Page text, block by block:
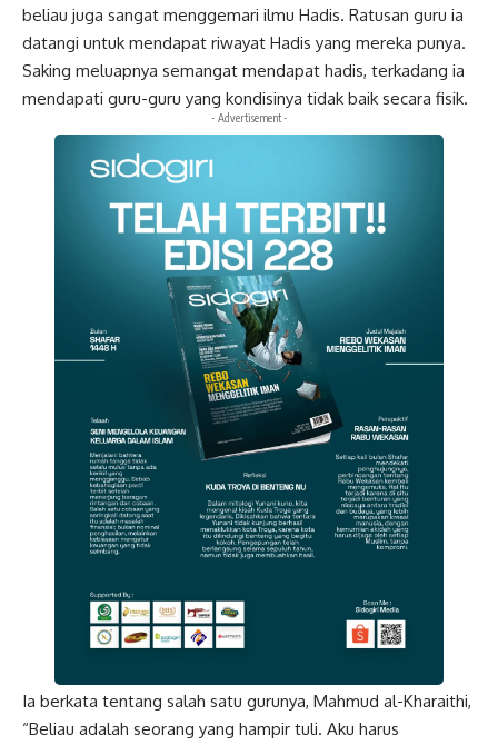
beliau juga sangat menggemari ilmu Hadis. Ratusan guru ia
datangi untuk mendapat riwayat Hadis yang mereka punya.
Saking meluapnya semangat mendapat hadis, terkadang ia
mendapati guru-guru yang kondisinya tidak baik secara fisik.
- Advertisement -
Ia berkata tentang salah satu gurunya, Mahmud al-Kharaithi,
“Beliau adalah seorang yang hampir tuli. Aku harus